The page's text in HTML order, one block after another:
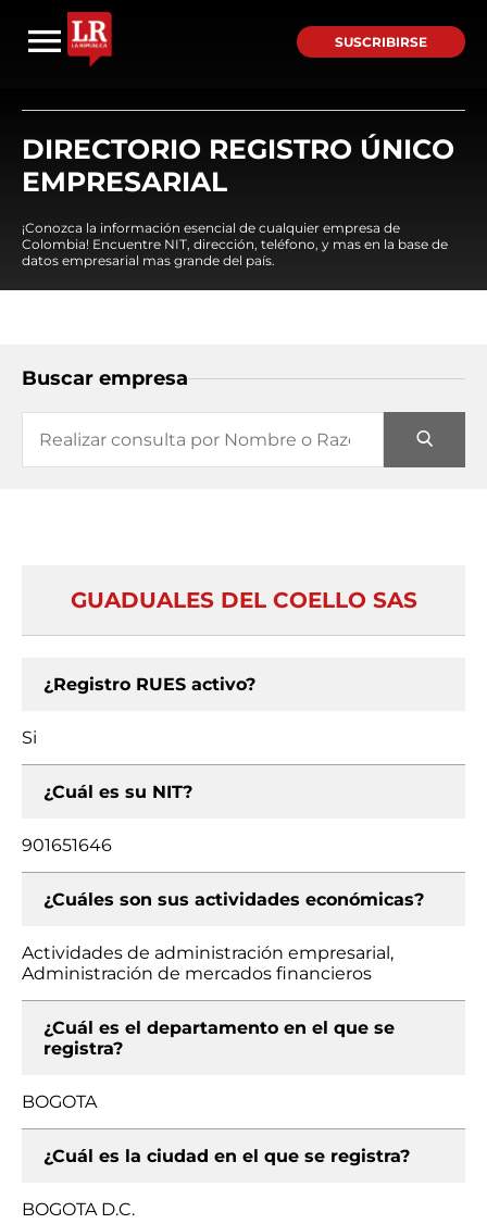
SUSCRIBIRSE
DIRECTORIO REGISTRO ÚNICO
EMPRESARIAL
¡Conozca la información esencial de cualquier empresa de
Colombia! Encuentre NIT, dirección, teléfono, y mas en la base de
datos empresarial mas grande del país.
Buscar empresa
GUADUALES DEL COELLO SAS
¿Registro RUES activo?
Si
¿Cuál es su NIT?
901651646
¿Cuáles son sus actividades económicas?
Actividades de administración empresarial,
Administración de mercados financieros
¿Cuál es el departamento en el que se
registra?
BOGOTA
¿Cuál es la ciudad en el que se registra?
BOGOTA D.C.